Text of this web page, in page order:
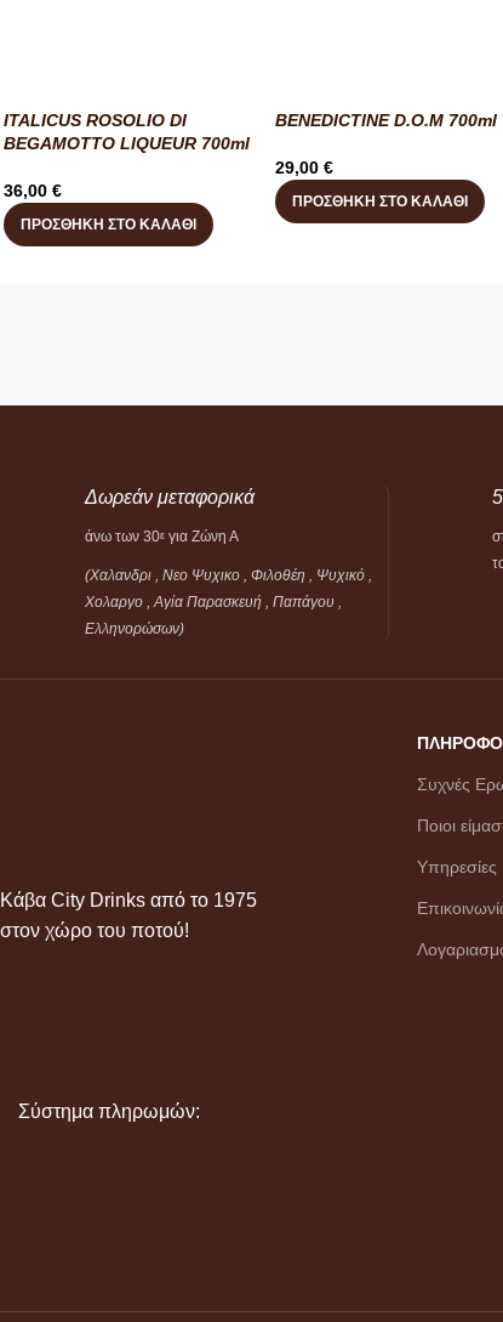
ITALICUS ROSOLIO DI
BEGAMOTTO LIQUEUR 700ml
36,00 €
ΠΡΟΣΘΉΚΗ ΣΤΟ ΚΑΛΆΘΙ
BENEDICTINE D.O.M 700ml
29,00 €
ΠΡΟΣΘΉΚΗ ΣΤΟ ΚΑΛΆΘΙ
Δωρεάν μεταφορικά
άνω των 30ε για Ζώνη Α
(Χαλανδρι , Νεο Ψυχικο , Φιλοθέη , Ψυχικό ,
Χολαργο , Αγία Παρασκευή , Παπάγου ,
Ελληνορώσων)
Κάβα City Drinks από το 1975
στον χώρο του ποτού!
Συχνές
Ποιοι
Υπηρεσίες
Σύστημα πληρωμών: